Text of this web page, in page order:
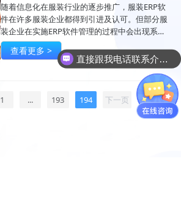
随着信息化在服装行业的逐步推广，服装ERP软
件在许多服装企业都得到引进及认可。但部分服
装企业在实施ERP软件管理的过程中会出现系统
集成度不高、功能过于简单等问题，致使企业难
以建立内部有序的生产、跟单、销售流程。
查看更多 >
1 ... 193 194 下一页